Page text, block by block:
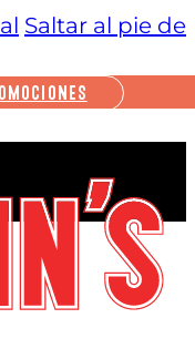
Saltar al pie de